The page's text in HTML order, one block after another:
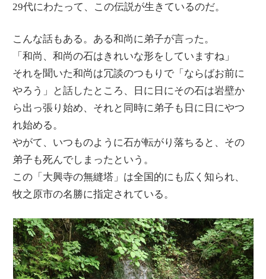
29代にわたって、この伝説が生きているのだ。
こんな話もある。ある和尚に弟子が言った。
「和尚、和尚の石はきれいな形をしていますね」
それを聞いた和尚は冗談のつもりで「ならばお前に
やろう」と話したところ、日に日にその石は岩壁か
ら出っ張り始め、それと同時に弟子も日に日にやつ
れ始める。
やがて、いつものように石が転がり落ちると、その
弟子も死んでしまったという。
この「大興寺の無縫塔」は全国的にも広く知られ、
牧之原市の名勝に指定されている。